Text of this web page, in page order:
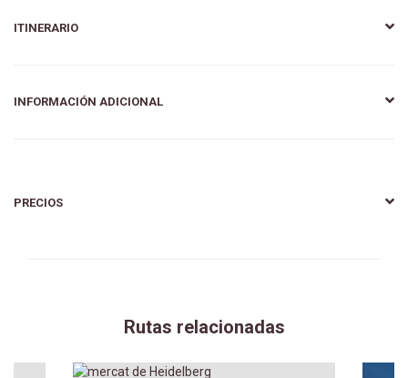
ITINERARIO
INFORMACIÓN ADICIONAL
PRECIOS
Rutas relacionadas